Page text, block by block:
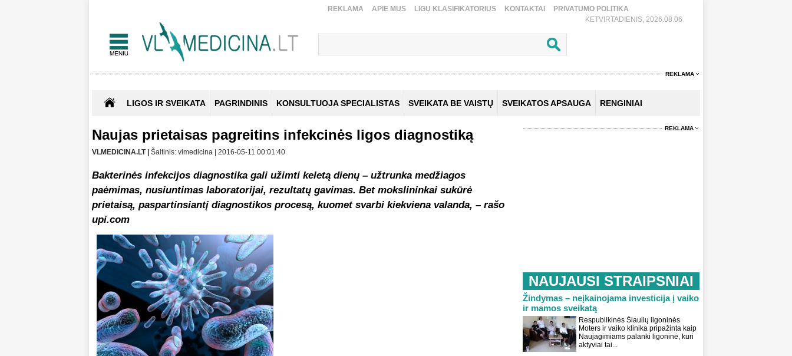
REKLAMA APIE MUS LIGŲ KLASIFIKATORIUS KONTAKTAI
PRIVATUMO POLITIKA
KETVIRTADIENIS, 2026.08.06
REKLAMA
LIGOS IR SVEIKATA PAGRINDINIS KONSULTUOJA SPECIALISTAS SVEIKATA BE VAISTŲ SVEIKATOS APSAUGA RENGINIAI
Naujas prietaisas pagreitins infekcinės ligos diagnostiką
VLMEDICINA.LT | Šaltinis: vlmedicina | 2016-05-11 00:01:40
Bakterinės infekcijos diagnostika gali užimti keletą dienų – užtrunka medžiagos
paėmimas, nusiuntimas laboratorijai, rezultatų gavimas. Bet mokslininkai sukūrė
prietaisą, paspartinsiantį diagnostikos procesą, kuomet svarbi kiekviena valanda, – rašo
upi.com
REKLAMA
NAUJAUSI STRAIPSNIAI
Žindymas – neįkainojama investicija į vaiko
ir mamos sveikatą
Respublikinės Šiaulių ligoninės
Moters ir vaiko klinika pripažinta kaip
Naujagimiams palanki ligoninė, kuri
aktyviai tai...